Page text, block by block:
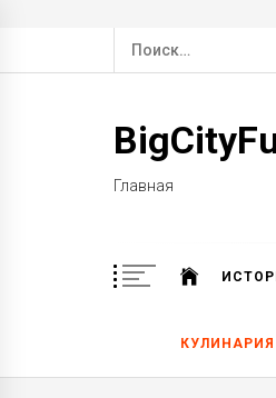
to
Найти:
Главная
КУЛИНАРИЯ